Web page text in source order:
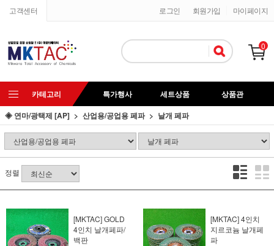
고객센터 마이페이지
회원가입
로그인
0
카테고리 특가행사 세트상품
상품관
◈ 연마/광택제 [AP]
산업용/공업용 페파 날개 페파
정렬
[MKTAC] GOLD
4인치 날개페파/
백판
[MKTAC] 4인치
지르코늄 날개페
파